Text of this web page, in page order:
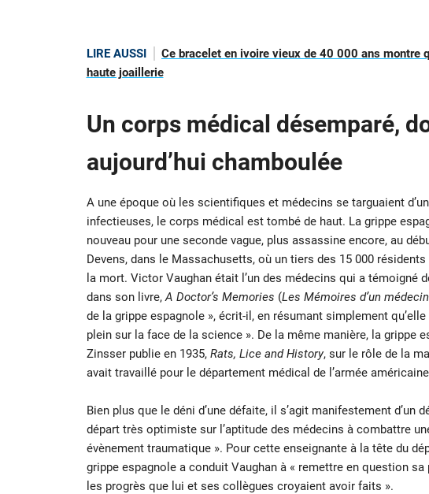
LIRE AUSSI
Ce bracelet en ivoire vieux de 40 000 ans
haute joaillerie
Un corps médical désemparé,
aujourd’hui chamboulée
A une époque où les scientifiques et médecins se targuaient
infectieuses, le corps médical est tombé de haut. La grippe
nouveau pour une seconde vague, plus assassine encore, au
Devens, dans le Massachusetts, où un tiers des 15 000
la mort. Victor Vaughan était l’un des médecins qui a
dans son livre,A Doctor’s Memories (Les Mémoires d’un médecin
de la grippe espagnole », écrit-il, en résumant simplement
plein sur la face de la science ». De la même manière, la grippe
Zinsser publie en 1935, Rats, Lice and History, sur le rôle de la
avait travaillé pour le département médical de l’armée
Bien plus que le déni d’une défaite, il s’agit manifestement
départ très optimiste sur l’aptitude des médecins à combattre
évènement traumatique ». Pour cette enseignante à la tête du
grippe espagnole a conduit Vaughan à « remettre en question
les progrès que lui et ses collègues croyaient avoir faits ».